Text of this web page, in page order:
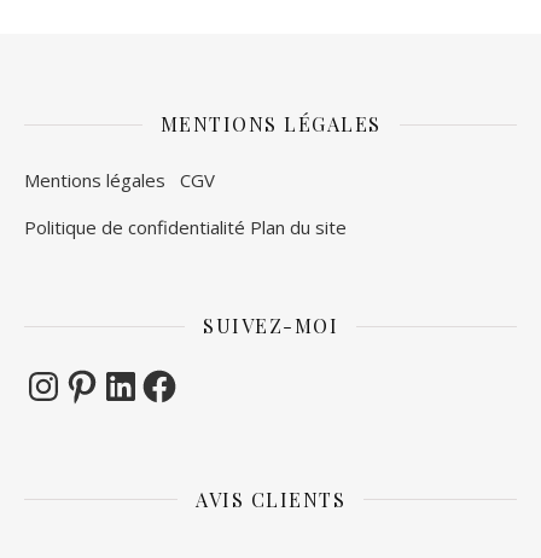
MENTIONS LÉGALES
Mentions légales CGV
Politique de confidentialité Plan du site
SUIVEZ-MOI
Instagram
PinterestLinkedInFacebook
AVIS CLIENTS